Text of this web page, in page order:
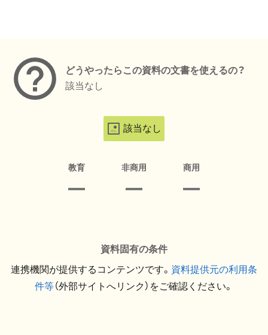
どうやったらこの資料の文書を使えるの？
該当なし
該当なし
教育 非商用 商用
資料固有の条件
連携機関が提供するコンテンツです。 資料提供元の利用条
件等（外部サイトへリンク）をご確認ください。